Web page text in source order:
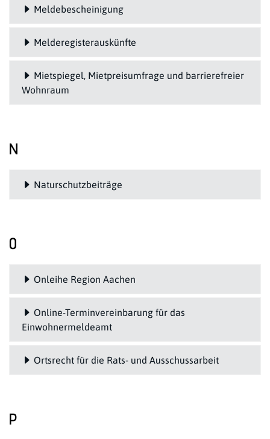
Meldebescheinigung
Melderegisterauskünfte
Mietspiegel, Mietpreisumfrage und barrierefreier
Wohnraum
N
Naturschutzbeiträge
O
Onleihe Region Aachen
Online-Terminvereinbarung für das
Einwohnermeldeamt
Ortsrecht für die Rats- und Ausschussarbeit
P